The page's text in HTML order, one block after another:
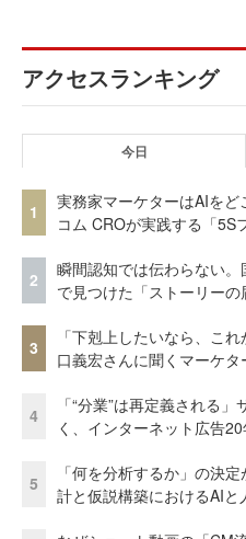
アクセスランキング
今日
1
実務家マーケターはAIをど
コム CROが実践する「5S
2
瞬間認知では伝わらない
で見つけた「ストーリーの
3
「下剋上したいなら、こ
口義宏さんに聞くマーケ
4
「“分業”は再定義される
く、インターネット広告
5
「何を分析するか」の決
計と仮説構築におけるAIと